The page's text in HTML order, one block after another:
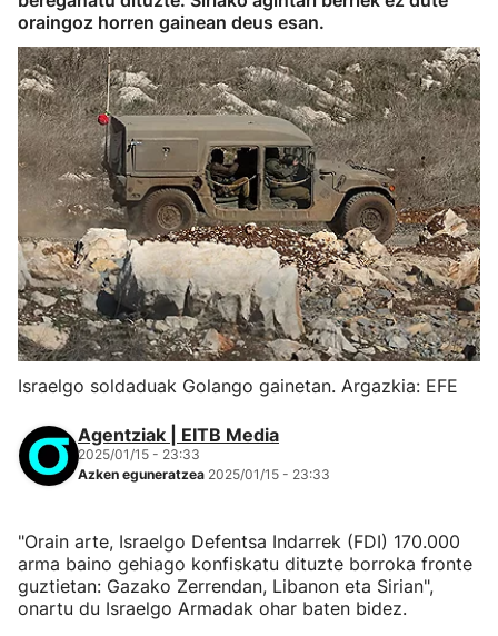
oraingoz horren gainean deus esan.
Israelgo soldaduak Golango gainetan. Argazkia: EFE
Agentziak | EITB Media
2025/01/15 - 23:33
Azken eguneratzea 2025/01/15 - 23:33
"Orain arte, Israelgo Defentsa Indarrek (FDI) 170.000
arma baino gehiago konfiskatu dituzte borroka fronte
guztietan: Gazako Zerrendan, Libanon eta Sirian",
onartu du Israelgo Armadak ohar baten bidez.